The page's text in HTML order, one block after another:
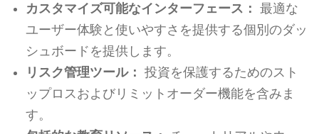
カスタマイズ可能なインターフェース： 最適な
ユーザー体験と使いやすさを提供する個別のダッ
シュボードを提供します。
リスク管理ツール： 投資を保護するためのスト
ップロスおよびリミットオーダー機能を含みま
す。